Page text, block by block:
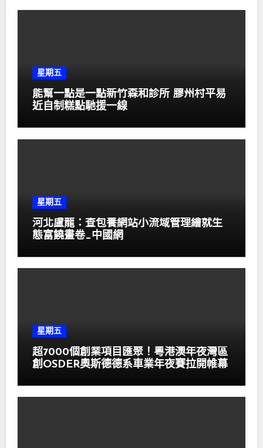
星期五
能幫一點是一點新竹森和診所 膠州村平易
近自制糕點馳援一線
星期五
河北盧龍：查包養網站小流域管理繪就生
態富饒畫卷_中國網
星期五
超7000個創業項目匯聚！粵港澳年夜灣區
創OSDER奧斯德德系車業年夜賽拉開帷幕